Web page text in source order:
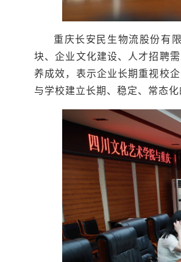
重庆长安民生物流股份有
块、企业文化建设、人才招聘
养成效，表示企业长期重视校
与学校建立长期、稳定、常态